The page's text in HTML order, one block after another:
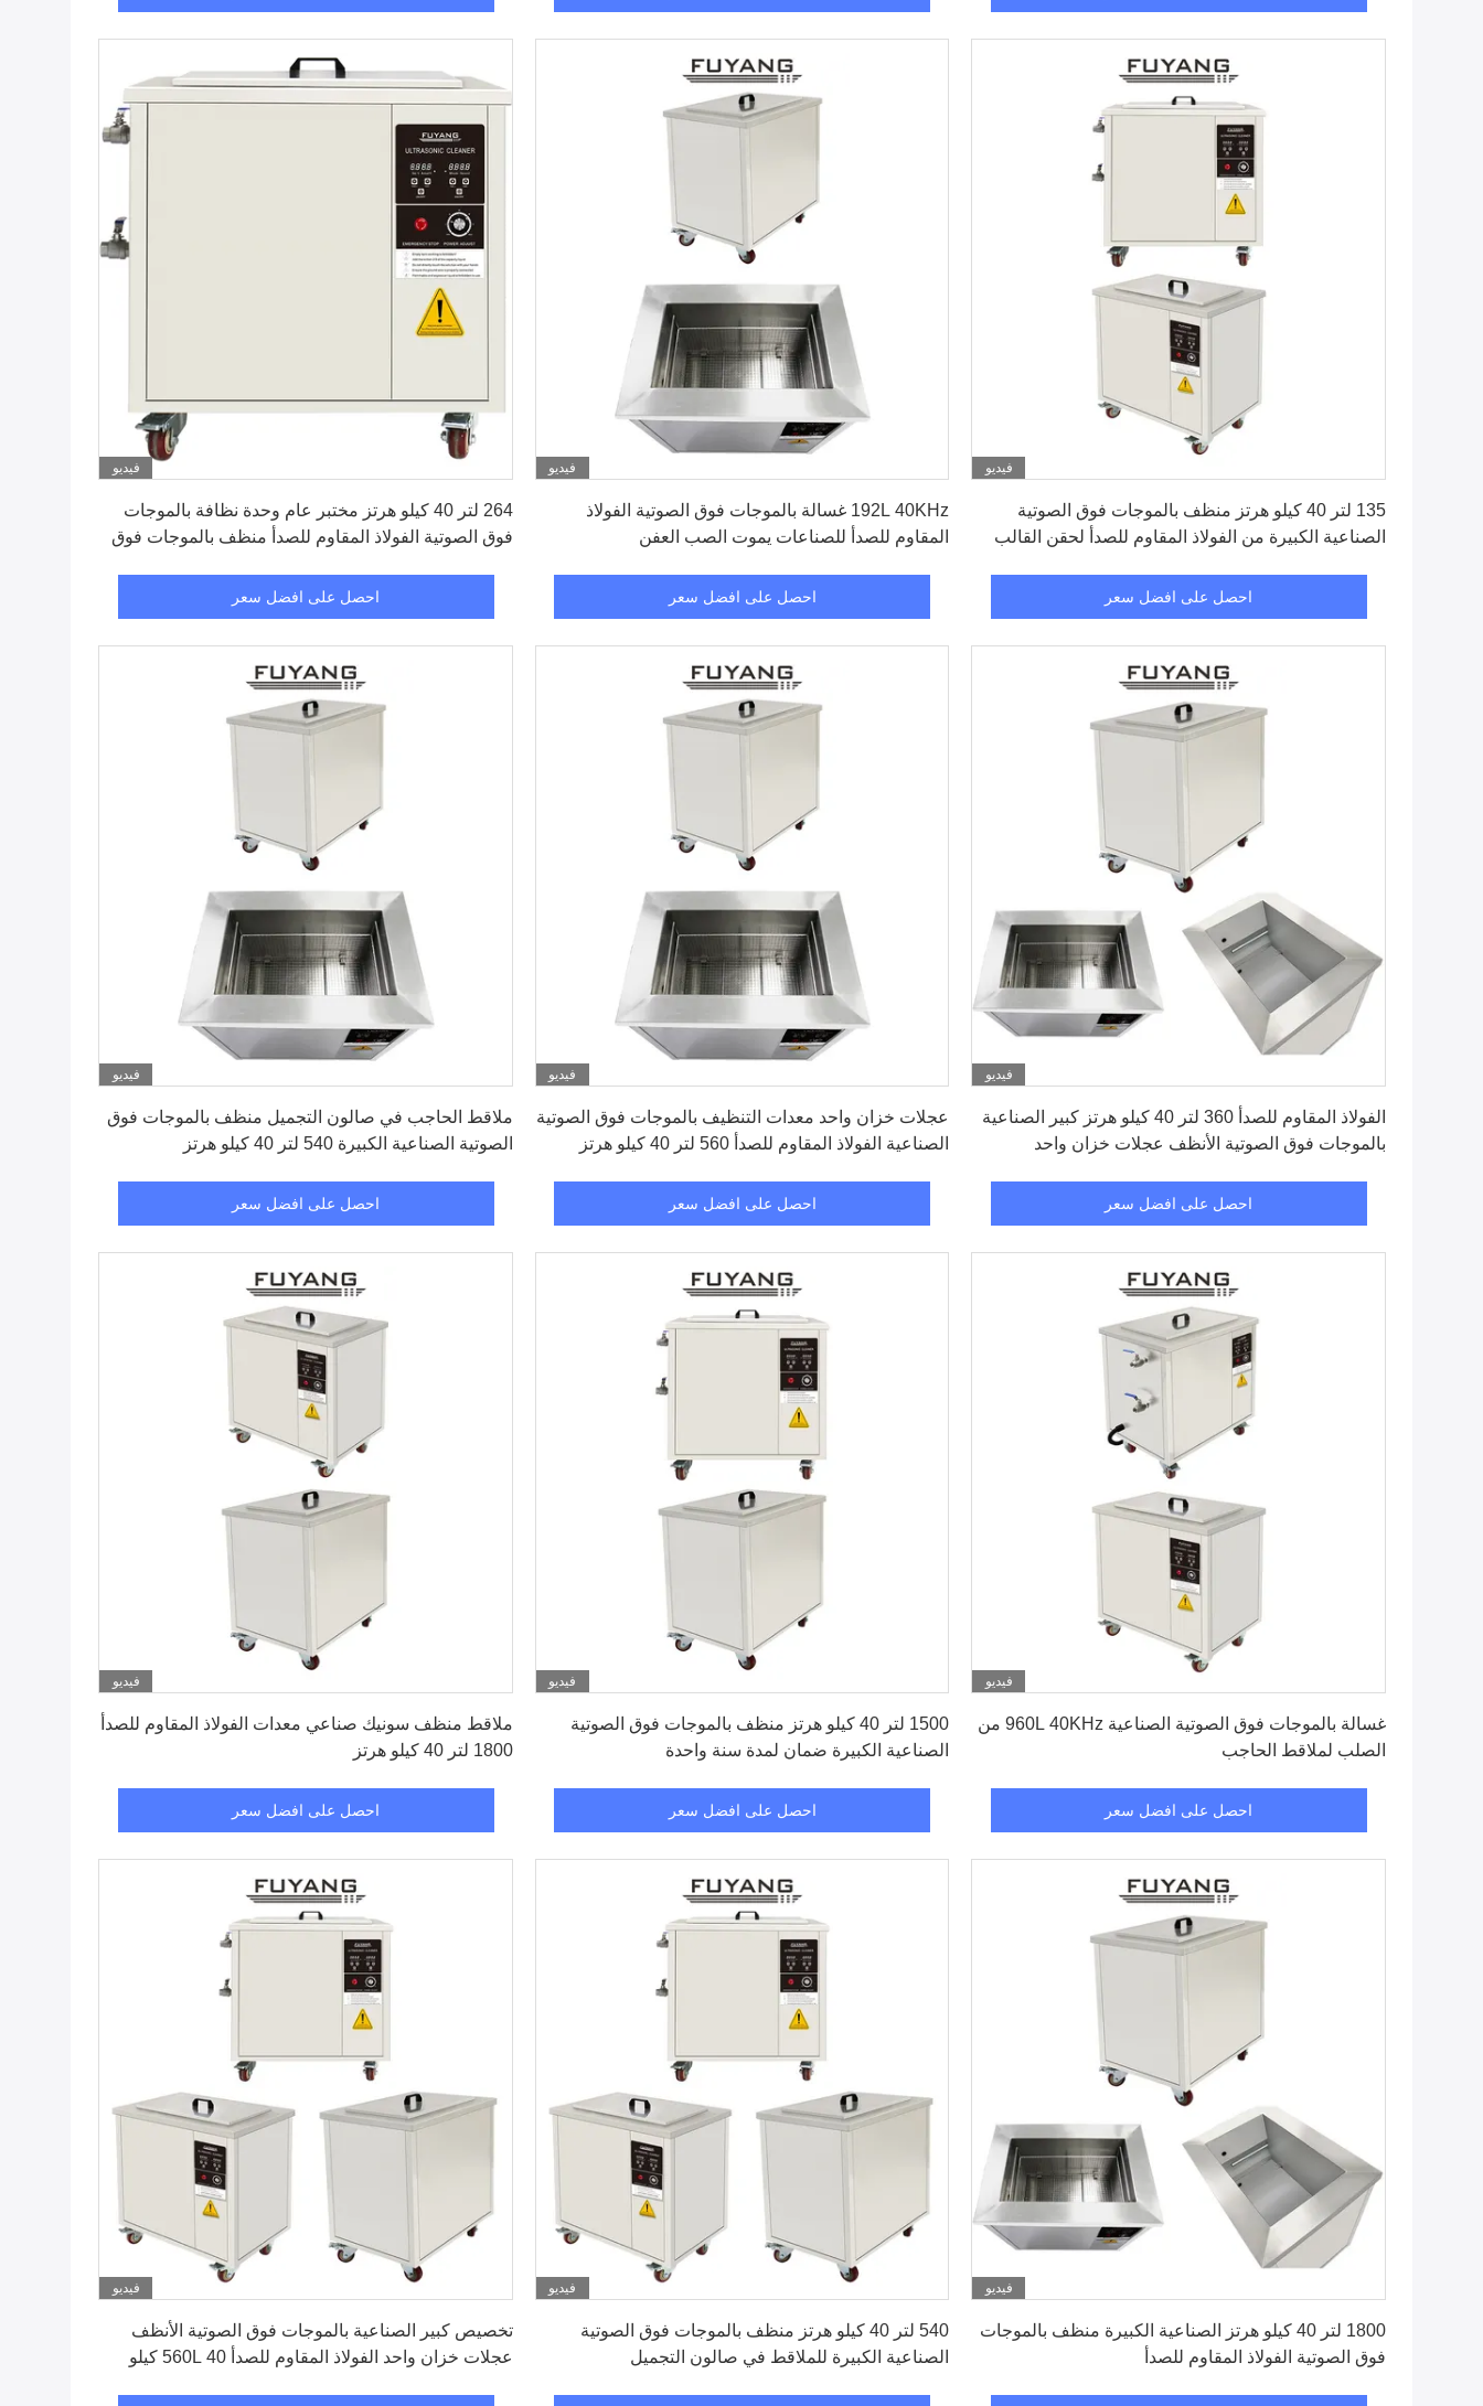
فيديو
135 لتر 40 كيلو هرتز منظف بالموجات فوق الصوتية
الصناعية الكبيرة من الفولاذ المقاوم للصدأ لحقن القالب
احصل على افضل سعر
فيديو
192L 40KHz غسالة بالموجات فوق الصوتية الفولاذ
المقاوم للصدأ للصناعات يموت الصب العفن
احصل على افضل سعر
فيديو
264 لتر 40 كيلو هرتز مختبر عام وحدة نظافة بالموجات
فوق الصوتية الفولاذ المقاوم للصدأ منظف بالموجات فوق
احصل على افضل سعر
فيديو
الفولاذ المقاوم للصدأ 360 لتر 40 كيلو هرتز كبير الصناعية
بالموجات فوق الصوتية الأنظف عجلات خزان واحد
احصل على افضل سعر
فيديو
عجلات خزان واحد معدات التنظيف بالموجات فوق الصوتية
الصناعية الفولاذ المقاوم للصدأ 560 لتر 40 كيلو هرتز
احصل على افضل سعر
فيديو
ملاقط الحاجب في صالون التجميل منظف بالموجات فوق
الصوتية الصناعية الكبيرة 540 لتر 40 كيلو هرتز
احصل على افضل سعر
فيديو
غسالة بالموجات فوق الصوتية الصناعية 960L 40KHz من
الصلب لملاقط الحاجب
احصل على افضل سعر
فيديو
1500 لتر 40 كيلو هرتز منظف بالموجات فوق الصوتية
الصناعية الكبيرة ضمان لمدة سنة واحدة
احصل على افضل سعر
فيديو
ملاقط منظف سونيك صناعي معدات الفولاذ المقاوم للصدأ
1800 لتر 40 كيلو هرتز
احصل على افضل سعر
فيديو
1800 لتر 40 كيلو هرتز الصناعية الكبيرة منظف بالموجات
فوق الصوتية الفولاذ المقاوم للصدأ
فيديو
540 لتر 40 كيلو هرتز منظف بالموجات فوق الصوتية
الصناعية الكبيرة للملاقط في صالون التجميل
فيديو
تخصيص كبير الصناعية بالموجات فوق الصوتية الأنظف
عجلات خزان واحد الفولاذ المقاوم للصدأ 560L 40 كيلو